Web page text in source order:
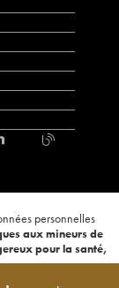
personnelles
aux mineurs de
pour la santé,